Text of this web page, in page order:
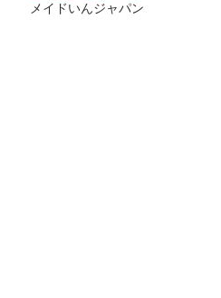
メイドいんジャパン